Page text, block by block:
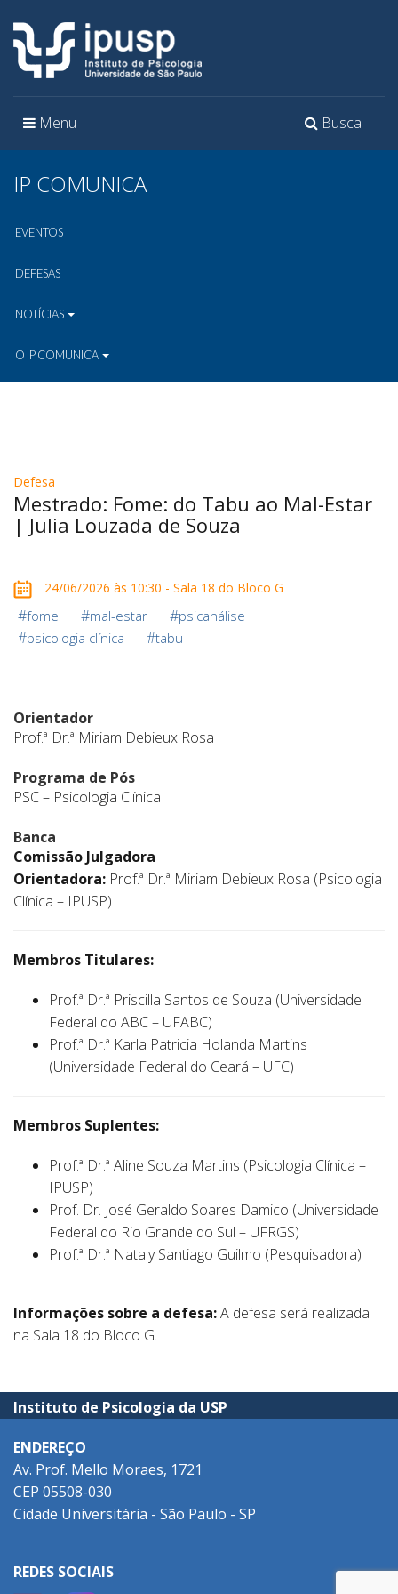
Toggle
Busca
Toggle
Menu
IP COMUNICA
EVENTOS
DEFESAS
NOTÍCIAS
O IP COMUNICA
Defesa
Mestrado: Fome: do Tabu ao Mal-Estar
| Julia Louzada de Souza
24/06/2026 às 10:30 - Sala 18 do Bloco G
#fome #mal-estar #psicanálise
#psicologia clínica #tabu
Orientador
Prof.ª Dr.ª Miriam Debieux Rosa
Programa de Pós
PSC – Psicologia Clínica
Banca
Comissão Julgadora
Orientadora: Prof.ª Dr.ª Miriam Debieux Rosa (Psicologia
Clínica – IPUSP)
Membros Titulares:
Prof.ª Dr.ª Priscilla Santos de Souza (Universidade
Federal do ABC – UFABC)
Prof.ª Dr.ª Karla Patricia Holanda Martins
(Universidade Federal do Ceará – UFC)
Membros Suplentes:
Prof.ª Dr.ª Aline Souza Martins (Psicologia Clínica –
IPUSP)
Prof. Dr. José Geraldo Soares Damico (Universidade
Federal do Rio Grande do Sul – UFRGS)
Prof.ª Dr.ª Nataly Santiago Guilmo (Pesquisadora)
Informações sobre a defesa:A defesa será realizada
na Sala 18 do Bloco G.
Instituto de Psicologia da USP
ENDEREÇO
Av. Prof. Mello Moraes, 1721
CEP 05508-030
Cidade Universitária - São Paulo - SP
REDES SOCIAIS